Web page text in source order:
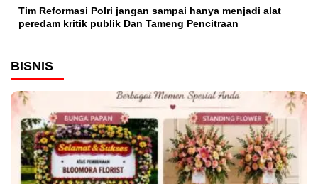
Tim Reformasi Polri jangan sampai hanya menjadi alat
peredam kritik publik Dan Tameng Pencitraan
BISNIS